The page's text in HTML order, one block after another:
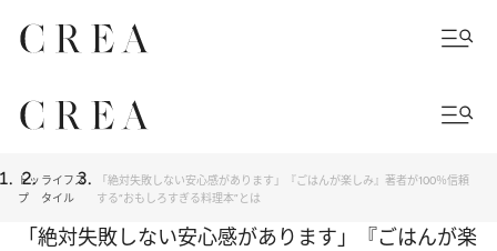
トッ
プ
ライフス
タイル
「絶対失敗しない安心感があります」『ごはんが楽しみ』著者が100％信頼
する“おもしろすぎる料理本”とは
「絶対失敗しない安心感があります」『ごはんが楽